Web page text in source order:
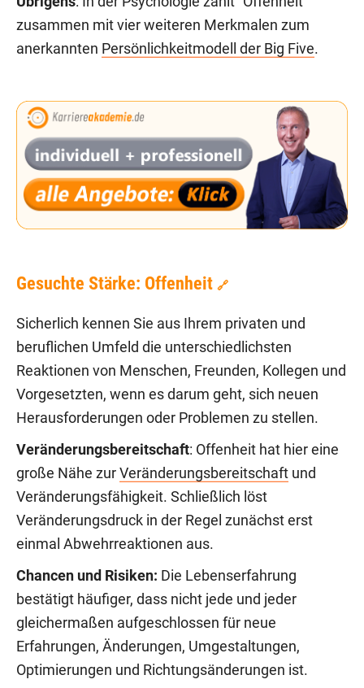
zusammen mit vier weiteren Merkmalen zum
anerkannten Persönlichkeitmodell der Big Five.
Gesuchte Stärke: Offenheit 🔗
Sicherlich kennen Sie aus Ihrem privaten und
beruflichen Umfeld die unterschiedlichsten
Reaktionen von Menschen, Freunden, Kollegen und
Vorgesetzten, wenn es darum geht, sich neuen
Herausforderungen oder Problemen zu stellen.
Veränderungsbereitschaft: Offenheit hat hier eine
große Nähe zur Veränderungsbereitschaft und
Veränderungsfähigkeit. Schließlich löst
Veränderungsdruck in der Regel zunächst erst
einmal Abwehrreaktionen aus.
Chancen und Risiken: Die Lebenserfahrung
bestätigt häufiger, dass nicht jede und jeder
gleichermaßen aufgeschlossen für neue
Erfahrungen, Änderungen, Umgestaltungen,
Optimierungen und Richtungsänderungen ist.